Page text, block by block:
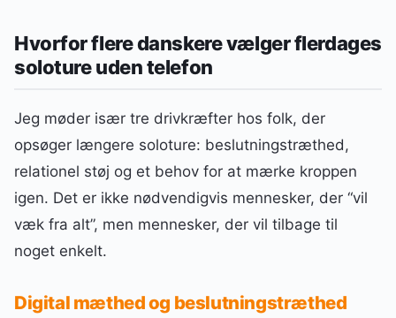
Hvorfor flere danskere vælger flerdages
soloture uden telefon
Jeg møder især tre drivkræfter hos folk, der
opsøger længere soloture: beslutningstræthed,
relationel støj og et behov for at mærke kroppen
igen. Det er ikke nødvendigvis mennesker, der “vil
væk fra alt”, men mennesker, der vil tilbage til
noget enkelt.
Digital mæthed og beslutningstræthed